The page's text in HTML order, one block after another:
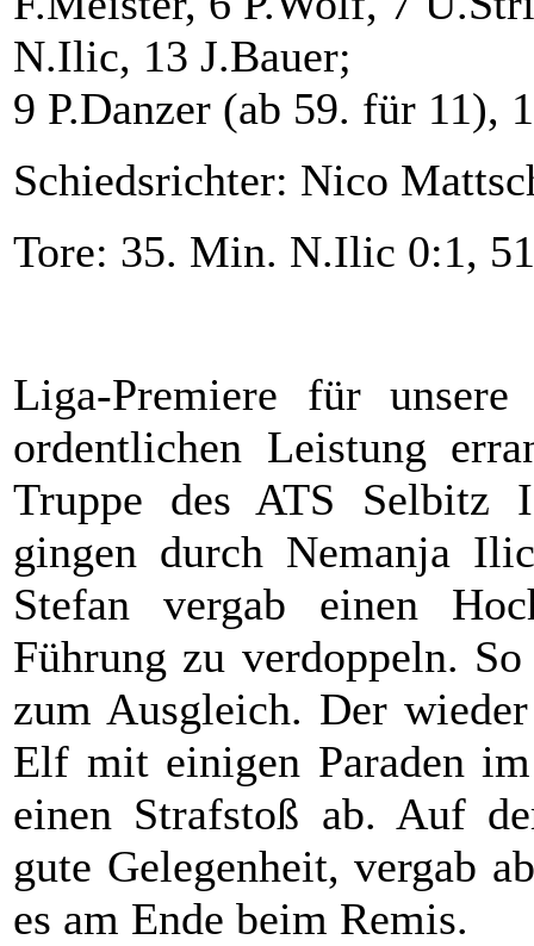
N.Ilic, 13 J.Bauer;
9 P.Danzer (ab 59. für 11),
Schiedsrichter: Nico
Tore: 35. Min. N.Ilic 0:1,
Liga-Premiere für
ordentlichen Leistung
Truppe des ATS Selbitz
gingen durch Nemanja
Stefan vergab einen
Führung zu verdoppeln.
zum Ausgleich. Der
Elf mit einigen Paraden
einen Strafstoß ab. Auf
gute Gelegenheit, vergab
es am Ende beim Remis.